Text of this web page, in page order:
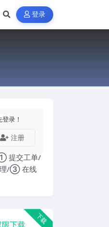
登录
录！
注册
提交工单/
/③ 在线
下载
下载